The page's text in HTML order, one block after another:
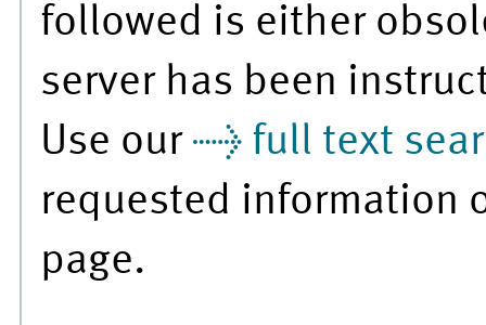
followed is either
server has been
Use our
full text
requested information
page.